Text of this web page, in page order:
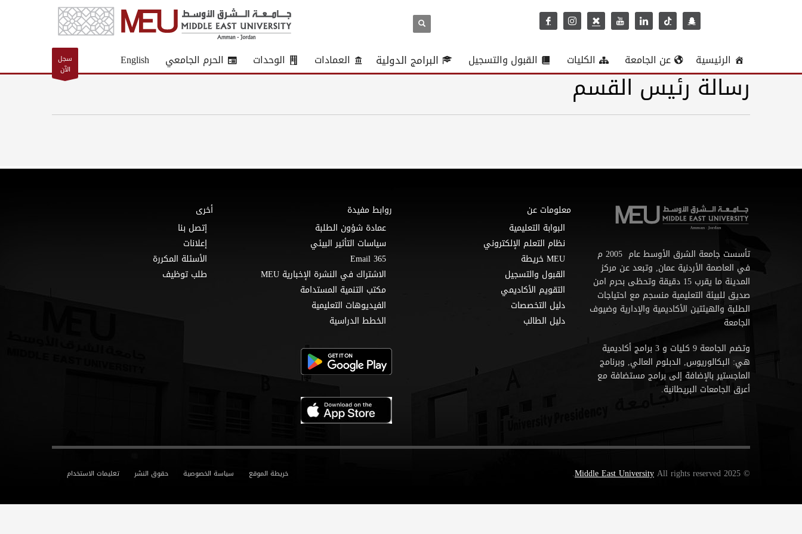
الرئيسية عن الجامعة الكليات القبول والتسجيل البرامج الدولية العمادات الوحدات الحرم الجامعي English
سجل
الآن
رسالة رئيس القسم
تأسست جامعة الشرق الأوسط عام 2005 م
في العاصمة الأردنية عمان, وتبعد عن مركز
المدينة ما يقرب 15 دقيقة وتحظى بحرم امن
صديق للبيئة التعليمية منسجم مع احتياجات
الطلبة والهيئتين الأكاديمية والإدارية وضيوف
الجامعة
وتضم الجامعة 9 كليات و 3 برامج أكاديمية
هي: البكالوريوس, الدبلوم العالي, وبرنامج
الماجستير بالإضافة إلى برامج مستضافة مع
أعرق الجامعات البريطانية.
معلومات عن
البوابة التعليمية
نظام التعلم الإلكتروني
MEU خريطة
القبول والتسجيل
التقويم الأكاديمي
دليل التخصصات
دليل الطالب
روابط مفيدة
عمادة شؤون الطلبة
سياسات التأثير البيئي
Email 365
الاشتراك في النشرة الإخبارية MEU
مكتب التنمية المستدامة
الفيديوهات التعليمية
الخطط الدراسية
أخرى
إتصل بنا
إعلانات
الأسئلة المكررة
طلب توظيف
تعليمات الاستخدام حقوق النشر سياسة الخصوصية خريطة الموقع © 2025
Middle East UniversityAll rights reserved.